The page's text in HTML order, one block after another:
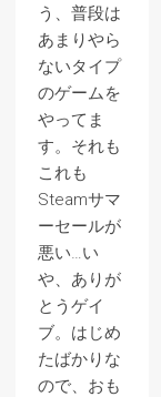
う、普段は
あまりやら
ないタイプ
のゲームを
やってま
す。それも
これも
Steamサマ
ーセールが
悪い…い
や、ありが
とうゲイ
ブ。はじめ
たばかりな
ので、おも